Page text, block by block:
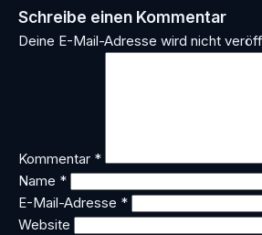
Schreibe einen Kommentar
Deine E-Mail-Adresse wird nicht
Kommentar *
Name *
E-Mail-Adresse *
Website